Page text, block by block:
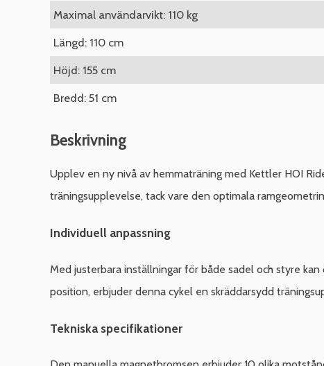
Maximal användarvikt: 110 kg
Längd: 110 cm
Höjd: 155 cm
Bredd: 51 cm
Beskrivning
Upplev en ny nivå av hemmaträning med Kettler HOI
träningsupplevelse, tack vare den optimala
Individuell anpassning
Med justerbara inställningar för både sadel och styre
position, erbjuder denna cykel en skräddarsydd
Tekniska specifikationer